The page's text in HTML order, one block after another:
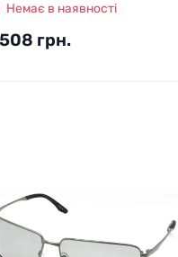
Немає в наявності
грн.